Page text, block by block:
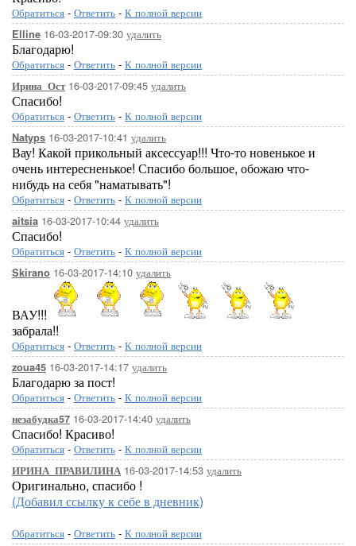
Обратиться - Ответить - К полной версии
Elline 16-03-2017-09:30 удалить
Благодарю!
Обратиться - Ответить - К полной версии
Ирина_Ост16-03-2017-09:45 удалить
Спасибо!
Обратиться - Ответить - К полной версии
Natyps 16-03-2017-10:41 удалить
Вау! Какой прикольный аксессуар!!! Что-то новенькое и
очень интересненькое! Спасибо большое, обожаю что-
нибудь на себя "наматывать"!
Обратиться - Ответить - К полной версии
aitsia 16-03-2017-10:44 удалить
Спасибо!
Обратиться - Ответить - К полной версии
Skirano 16-03-2017-14:10 удалить
ВАУ!!!
забрала!!
Обратиться - Ответить - К полной версии
zoua45 16-03-2017-14:17 удалить
Благодарю за пост!
Обратиться - Ответить - К полной версии
незабудка57 16-03-2017-14:40 удалить
Спасибо! Красиво!
Обратиться - Ответить - К полной версии
ИРИНА_ПРАВИЛИНА 16-03-2017-14:53 удалить
Оригинально, спасибо !
(Добавил ссылку к себе в дневник)
Обратиться - Ответить - К полной версии